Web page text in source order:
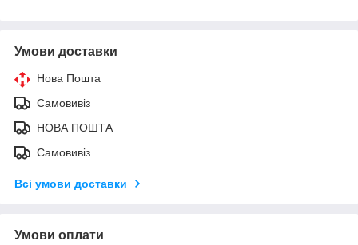
Умови доставки
Нова Пошта
Самовивіз
НОВА ПОШТА
Самовивіз
Всі умови доставки
Умови оплати